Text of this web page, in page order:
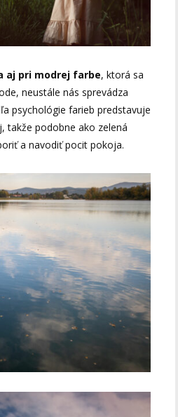
aj pri modrej farbe, ktorá sa
neustále nás sprevádza
psychológie farieb predstavuje
takže podobne ako zelená
a navodiť pocit pokoja.